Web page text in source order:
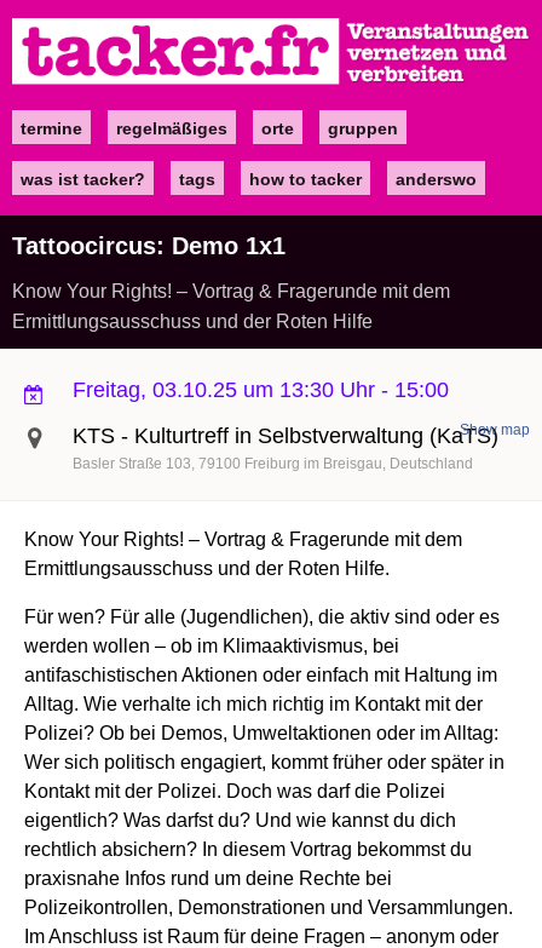
zum
Inhalt
Maintermine regelmäßiges orte gruppen
was ist tacker? tags how to tacker anderswo
Tattoocircus: Demo 1x1
Know Your Rights! – Vortrag & Fragerunde mit dem
Ermittlungsausschuss und der Roten Hilfe
Freitag, 03.10.25 um 13:30 Uhr - 15:00
KTS - Kulturtreff in Selbstverwaltung (KaTS)
Basler Straße 103 79100 Freiburg im Breisgau Deutschland
Show map
Know Your Rights! – Vortrag & Fragerunde mit dem
Ermittlungsausschuss und der Roten Hilfe.
Für wen? Für alle (Jugendlichen), die aktiv sind oder es
werden wollen – ob im Klimaaktivismus, bei
antifaschistischen Aktionen oder einfach mit Haltung im
Alltag. Wie verhalte ich mich richtig im Kontakt mit der
Polizei? Ob bei Demos, Umweltaktionen oder im Alltag:
Wer sich politisch engagiert, kommt früher oder später in
Kontakt mit der Polizei. Doch was darf die Polizei
eigentlich? Was darfst du? Und wie kannst du dich
rechtlich absichern? In diesem Vortrag bekommst du
praxisnahe Infos rund um deine Rechte bei
Polizeikontrollen, Demonstrationen und Versammlungen.
Im Anschluss ist Raum für deine Fragen – anonym oder